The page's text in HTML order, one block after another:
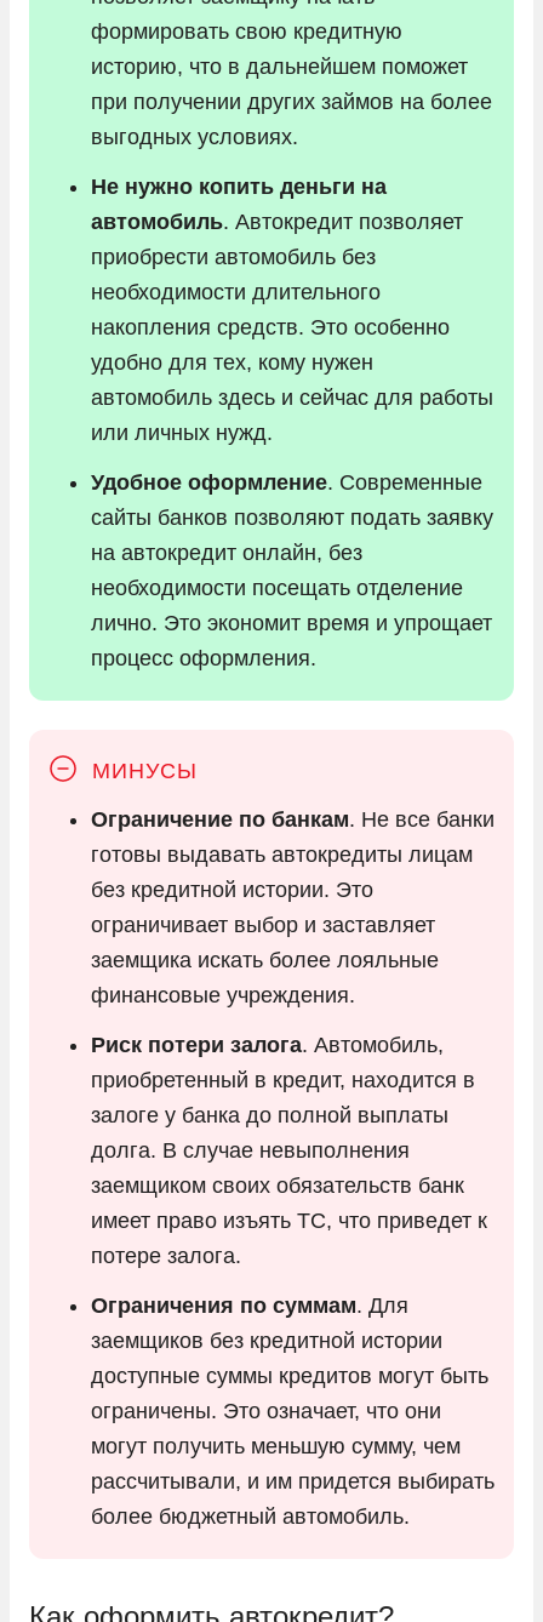
формировать свою кредитную
историю, что в дальнейшем поможет
при получении других займов на более
выгодных условиях.
Не нужно копить деньги на
автомобиль. Автокредит позволяет
приобрести автомобиль без
необходимости длительного
накопления средств. Это особенно
удобно для тех, кому нужен
автомобиль здесь и сейчас для работы
или личных нужд.
Удобное оформление. Современные
сайты банков позволяют подать заявку
на автокредит онлайн, без
необходимости посещать отделение
лично. Это экономит время и упрощает
процесс оформления.
Ограничение по банкам. Не все банки
готовы выдавать автокредиты лицам
без кредитной истории. Это
ограничивает выбор и заставляет
заемщика искать более лояльные
финансовые учреждения.
Риск потери залога. Автомобиль,
приобретенный в кредит, находится в
залоге у банка до полной выплаты
долга. В случае невыполнения
заемщиком своих обязательств банк
имеет право изъять ТС, что приведет к
потере залога.
Ограничения по суммам. Для
заемщиков без кредитной истории
доступные суммы кредитов могут быть
ограничены. Это означает, что они
могут получить меньшую сумму, чем
рассчитывали, и им придется выбирать
более бюджетный автомобиль.